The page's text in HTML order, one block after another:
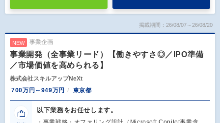
掲載期間：26/08/07～26/08/20
NEW 事業企画
事業開発（全事業リード）【働きやすさ◎／IPO準備
／市場価値を高められる】
株式会社スキルアップNeXt
700万円～949万円
東京都
以下業務をお任せします。